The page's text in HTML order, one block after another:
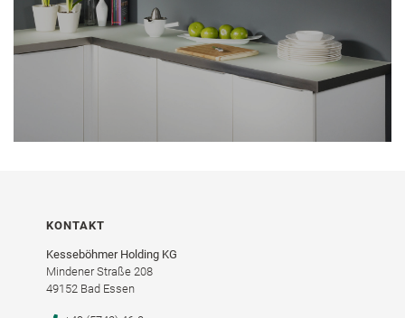
KONTAKT
Kesseböhmer Holding KG
Mindener Straße 208
49152 Bad Essen